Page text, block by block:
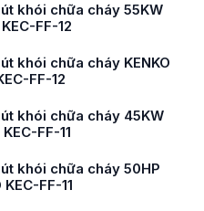
khói chữa cháy 55KW
FF-12
khói chữa cháy KENKO
FF-12
khói chữa cháy 45KW
FF-11
khói chữa cháy 50HP
FF-11